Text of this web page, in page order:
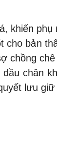
khiến
bản
chồng
chân
lưu